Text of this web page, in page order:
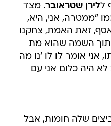
ללירן שטראובר. מצד
"ממטרה, אני, היא,
זאת האמת, צחקנו
השמה שהוא מת
אני אומר לו לו 'נו מה
היה כלום אני עם
שלה חומות, אבל